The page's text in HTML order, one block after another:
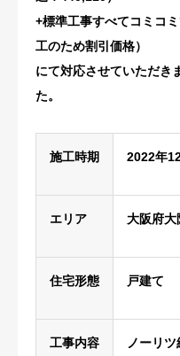
+標準工事すべてコミコ
工のため割引価格）
にて対応させていただき
た。
施工時期 2022年
エリア 大阪府大
住宅形態 戸建て
工事内容
ノーリ